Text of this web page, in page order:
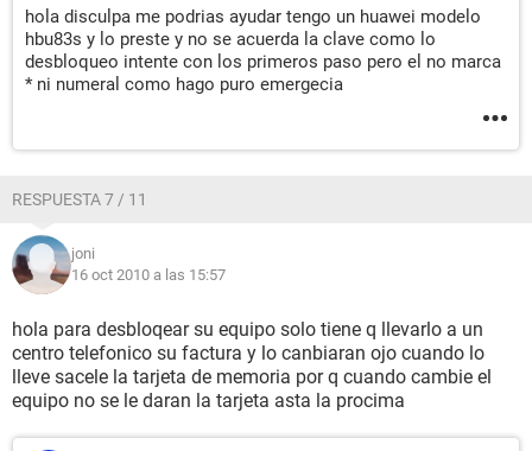
hola disculpa me podrias ayudar tengo un huawei modelo
hbu83s y lo preste y no se acuerda la clave como lo
desbloqueo intente con los primeros paso pero el no marca
* ni numeral como hago puro emergecia
RESPUESTA 7 / 11
joni
16 oct 2010 a las 15:57
hola para desbloqear su equipo solo tiene q llevarlo a un
centro telefonico su factura y lo canbiaran ojo cuando lo
lleve sacele la tarjeta de memoria por q cuando cambie el
equipo no se le daran la tarjeta asta la procima